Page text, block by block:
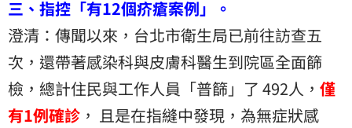
三、指控「有12個疥瘡案例」。
澄清：傳聞以來，台北市衛生局已前往訪查五
次，還帶著感染科與皮膚科醫生到院區全面篩
檢，總計住民與工作人員「普篩」了 492人， 僅
有1例確診 ， 且是在指縫中發現，為無症狀感